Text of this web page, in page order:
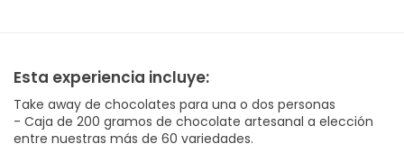
Esta experiencia incluye:
Take away de chocolates para una o dos personas
- Caja de 200 gramos de chocolate artesanal a elección
entre nuestras más de 60 variedades.